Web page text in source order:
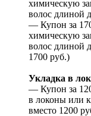
химическую
волос длиной
— Купон за
химическую
волос длиной
1700 руб.)
Укладка в
— Купон за
в локоны или
вместо 1200